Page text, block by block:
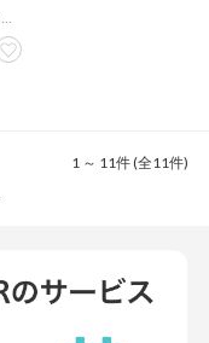
指先オープングローブ【両手用】
1 ～ 11件 (全11件)